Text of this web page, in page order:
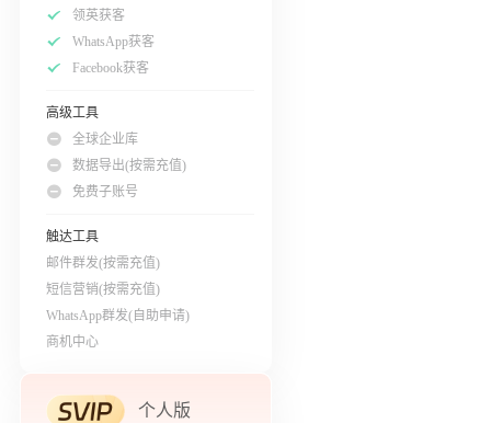
领英获客
WhatsApp获客
Facebook获客
高级工具
全球企业库
数据导出(按需充值)
免费子账号
触达工具
邮件群发(按需充值)
短信营销(按需充值)
WhatsApp群发(自助申请)
商机中心
个人版